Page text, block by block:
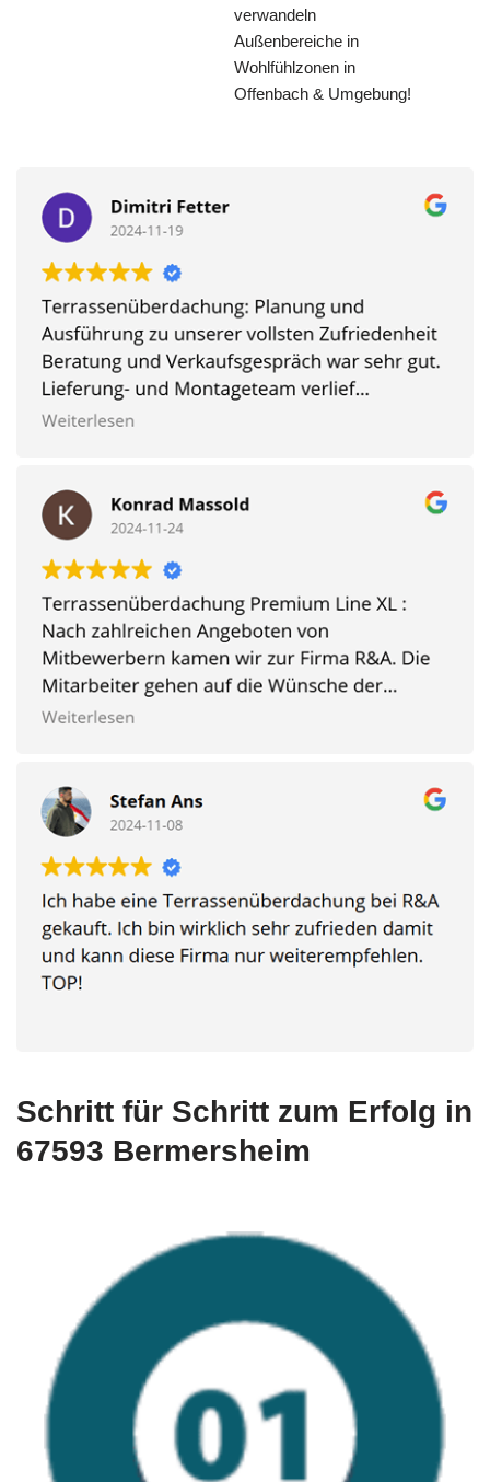
verwandeln
Außenbereiche in
Wohlfühlzonen in
Offenbach & Umgebung!
Schritt für Schritt zum Erfolg in
67593 Bermersheim